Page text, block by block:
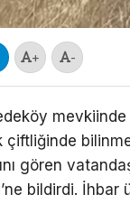
+ -
çiftliğinde
gören
bildirdi. İhbar